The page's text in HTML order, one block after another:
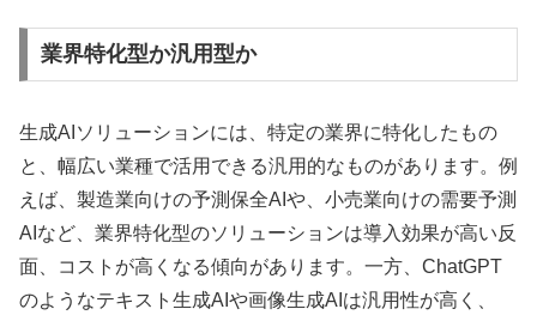
業界特化型か汎用型か
生成AIソリューションには、特定の業界に特化したもの
と、幅広い業種で活用できる汎用的なものがあります。例
えば、製造業向けの予測保全AIや、小売業向けの需要予測
AIなど、業界特化型のソリューションは導入効果が高い反
面、コストが高くなる傾向があります。一方、ChatGPT
のようなテキスト生成AIや画像生成AIは汎用性が高く、